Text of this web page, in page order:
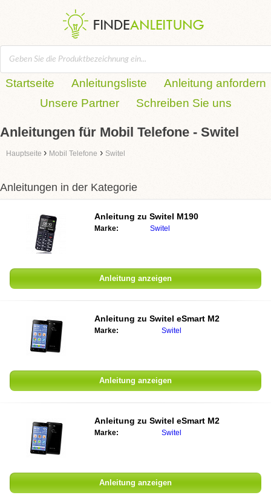
Startseite Anleitungsliste
Anleitung anfordern
Unsere Partner
Schreiben Sie uns
Anleitungen für Mobil Telefone - Switel
Hauptseite › Mobil Telefone › Switel
Anleitungen in der Kategorie
Anleitung zu Switel M190
Marke: Switel
Anleitung anzeigen
Anleitung zu Switel eSmart M2
Marke: Switel
Anleitung anzeigen
Anleitung zu Switel eSmart M2
Marke: Switel
Anleitung anzeigen